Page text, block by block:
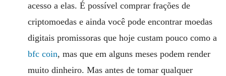
acesso a elas. É possível comprar frações de
criptomoedas e ainda você pode encontrar moedas
digitais promissoras que hoje custam pouco como a
bfc coin, mas que em alguns meses podem render
muito dinheiro. Mas antes de tomar qualquer